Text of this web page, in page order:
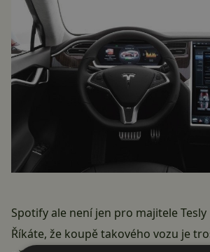
Spotify ale není jen pro majitele Tesly
Říkáte, že koupě takového vozu je